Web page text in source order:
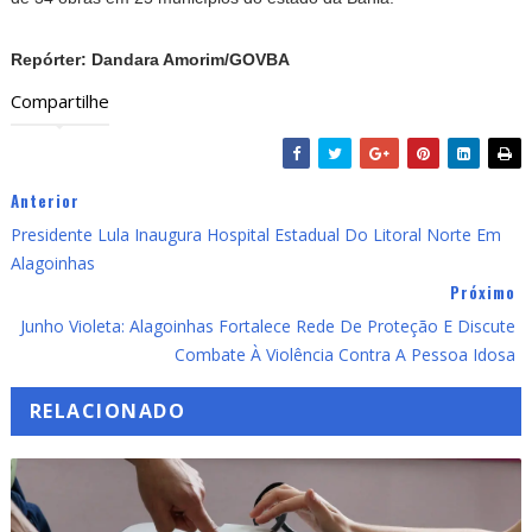
Repórter: Dandara Amorim/GOVBA
Compartilhe
Anterior
Presidente Lula Inaugura Hospital Estadual Do Litoral Norte Em
Alagoinhas
Próximo
Junho Violeta: Alagoinhas Fortalece Rede De Proteção E Discute
Combate À Violência Contra A Pessoa Idosa
RELACIONADO